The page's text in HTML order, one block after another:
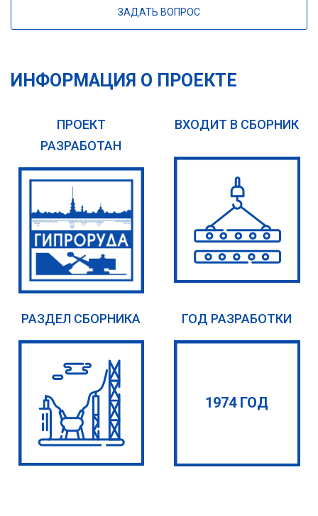
ЗАДАТЬ ВОПРОС
ИНФОРМАЦИЯ О ПРОЕКТЕ
ПРОЕКТ
РАЗРАБОТАН
ВХОДИТ В СБОРНИК
РАЗДЕЛ СБОРНИКА ГОД РАЗРАБОТКИ
1974 ГОД